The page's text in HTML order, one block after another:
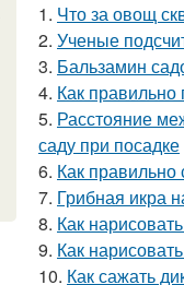
1. Что за овощ
2. Ученые
3. Бальзамин
4. Как правильно
5. Расстояние
саду при посадке
6. Как
7. Грибная икра
8. Как
9. Как
10. Как сажать